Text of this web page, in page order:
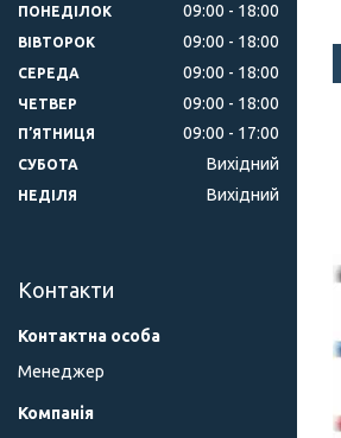
ПОНЕДІЛОК 09:00 18:00
ВІВТОРОК 09:00 18:00
СЕРЕДА 09:00 18:00
ЧЕТВЕР 09:00 18:00
ПʼЯТНИЦЯ 09:00 17:00
СУБОТА Вихідний
НЕДІЛЯ Вихідний
Контакти
Менеджер